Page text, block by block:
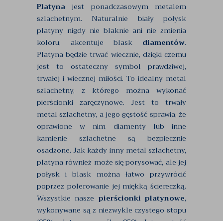
Platyna jest ponadczasowym metalem
szlachetnym. Naturalnie biały połysk
platyny nigdy nie blaknie ani nie zmienia
koloru, akcentuje blask diamentów.
Platyna będzie trwać wiecznie, dzięki czemu
jest to ostateczny symbol prawdziwej,
trwałej i wiecznej miłości. To idealny metal
szlachetny, z którego można wykonać
pierścionki zaręczynowe. Jest to trwały
metal szlachetny, a jego gęstość sprawia, że
oprawione w nim diamenty lub inne
kamienie szlachetne są bezpiecznie
osadzone. Jak każdy inny metal szlachetny,
platyna również może się porysować, ale jej
połysk i blask można łatwo przywrócić
poprzez polerowanie jej miękką ściereczką.
Wszystkie nasze pierścionki platynowe,
wykonywane są z niezwykle czystego stopu